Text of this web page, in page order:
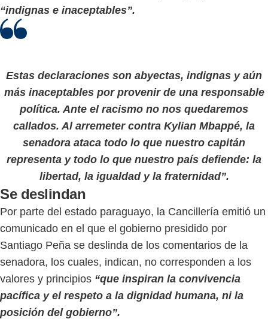
“indignas e inaceptables”.
Estas declaraciones son abyectas, indignas y aún
más inaceptables por provenir de una responsable
política. Ante el racismo no nos quedaremos
callados. Al arremeter contra Kylian Mbappé, la
senadora ataca todo lo que nuestro capitán
representa y todo lo que nuestro país defiende: la
libertad, la igualdad y la fraternidad”.
Se deslindan
Por parte del estado paraguayo, la Cancillería emitió un
comunicado en el que el gobierno presidido por
Santiago Peña se deslinda de los comentarios de la
senadora, los cuales, indican, no corresponden a los
valores y principios “que inspiran la convivencia
pacífica y el respeto a la dignidad humana, ni la
posición del gobierno”.